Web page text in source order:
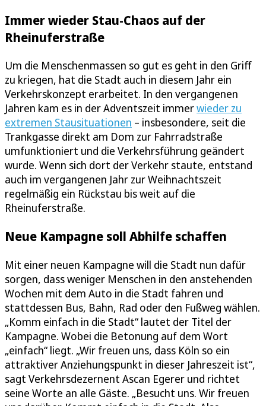
Immer wieder Stau-Chaos auf der
Rheinuferstraße
Um die Menschenmassen so gut es geht in den Griff
zu kriegen, hat die Stadt auch in diesem Jahr ein
Verkehrskonzept erarbeitet. In den vergangenen
Jahren kam es in der Adventszeit immerwieder zu
extremen Stausituationen – insbesondere, seit die
Trankgasse direkt am Dom zur Fahrradstraße
umfunktioniert und die Verkehrsführung geändert
wurde. Wenn sich dort der Verkehr staute, entstand
auch im vergangenen Jahr zur Weihnachtszeit
regelmäßig ein Rückstau bis weit auf die
Rheinuferstraße.
Neue Kampagne soll Abhilfe schaffen
Mit einer neuen Kampagne will die Stadt nun dafür
sorgen, dass weniger Menschen in den anstehenden
Wochen mit dem Auto in die Stadt fahren und
stattdessen Bus, Bahn, Rad oder den Fußweg wählen.
„Komm einfach in die Stadt“ lautet der Titel der
Kampagne. Wobei die Betonung auf dem Wort
„einfach“ liegt. „Wir freuen uns, dass Köln so ein
attraktiver Anziehungspunkt in dieser Jahreszeit ist“,
sagt Verkehrsdezernent Ascan Egerer und richtet
seine Worte an alle Gäste. „Besucht uns. Wir freuen